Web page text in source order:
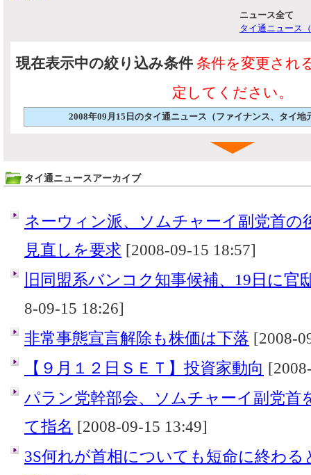
ニュース全て
タイ通ニュース
現在表示中の絞り込み条件 条件を変更され
定してください。
2008年09月15日のタイ通ニュース（ファイナンス、タイ地
タイ通ニュースアーカイブ
ネーウィン派、ソムチャーイ副党首の
見直しを要求 [2008-09-15 18:57]
旧同盟系バンコク知事候補、19日に官
8-09-15 18:26]
非常事態宣言解除も株価は下落 [2008-
【９月１２日ＳＥＴ】投資家動向
パラン党幹部会、ソムチャーイ副党首
て指名 [2008-09-15 13:49]
3S何れが首相についても短命に終わ